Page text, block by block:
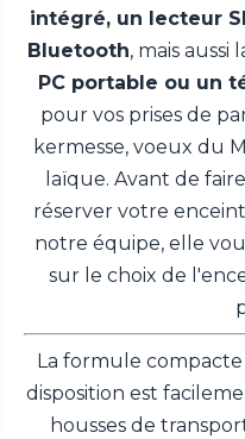
intégré, un lecteur
Bluetooth, mais aussi
PC portable ou un
pour vos prises de
kermesse, voeux du
laïque. Avant de
réserver votre
notre équipe, elle
sur le choix de
La formule
disposition est
housses de